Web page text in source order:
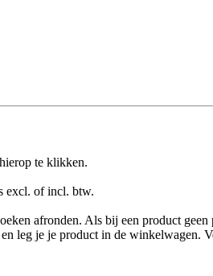
te klikken.
excl. of incl. btw.
afronden. Als bij een product
leg je je product in de winkelwagen.